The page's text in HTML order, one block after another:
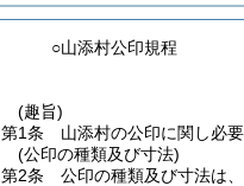
○山添村公印規程
(趣旨)
第1条
山添村の公印に関し必
(公印の種類及び寸法)
第2条
公印の種類及び寸法は、